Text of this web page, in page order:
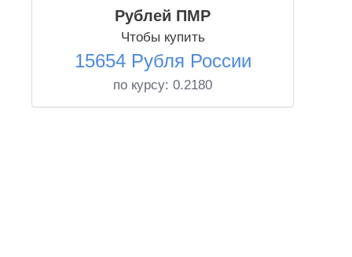
Рублей ПМР
Чтобы купить
15654 Рубля России
по курсу: 0.2180